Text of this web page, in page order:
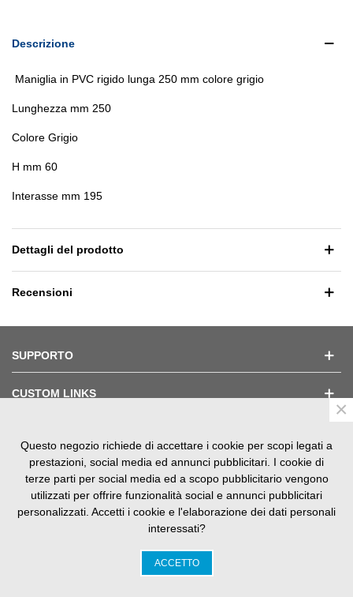
Descrizione
Maniglia in PVC rigido lunga 250 mm colore grigio
Lunghezza mm 250
Colore Grigio
H mm 60
Interasse mm 195
Dettagli del prodotto
Recensioni
SUPPORTO
CUSTOM LINKS
TESTIMONIAL
02143400899
Questo negozio richiede di accettare i cookie per scopi legati a
prestazioni, social media ed annunci pubblicitari. I cookie di
terze parti per social media ed a scopo pubblicitario vengono
utilizzati per offrire funzionalità social e annunci pubblicitari
personalizzati. Accetti i cookie e l'elaborazione dei dati personali
interessati?
ACCETTO
×